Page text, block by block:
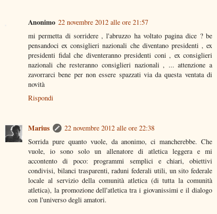
Anonimo 22 novembre 2012 alle ore 21:57
mi permetta di sorridere , l'abruzzo ha voltato pagina dice ? be
pensandoci ex consiglieri nazionali che diventano presidenti , ex
presidenti fidal che diventeranno presidenti coni , ex consiglieri
nazionali che resteranno consiglieri nazionali , ... attenzione a
zavorrarci bene per non essere spazzati via da questa ventata di
novità
Rispondi
Marius
22 novembre 2012 alle ore 22:38
Sorrida pure quanto vuole, da anonimo, ci mancherebbe. Che
vuole, io sono solo un allenatore di atletica leggera e mi
accontento di poco: programmi semplici e chiari, obiettivi
condivisi, bilanci trasparenti, raduni federali utili, un sito federale
locale al servizio della comunità atletica (di tutta la comunità
atletica), la promozione dell'atletica tra i giovanissimi e il dialogo
con l'universo degli amatori.